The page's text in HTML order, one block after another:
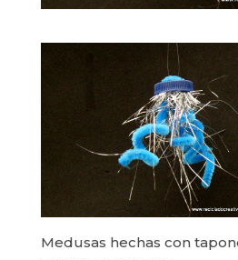
Medusas hechas con